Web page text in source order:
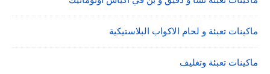
ماكينات تعبئة و لحام الاكواب البلاستيكية
ماكينات تعبئة وتغليف